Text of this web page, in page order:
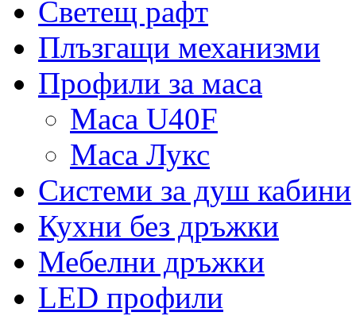
Светещ рафт
Плъзгащи механизми
Профили за маса
Маса U40F
Маса Лукс
Системи за душ кабини
Кухни без дръжки
Мебелни дръжки
LED профили